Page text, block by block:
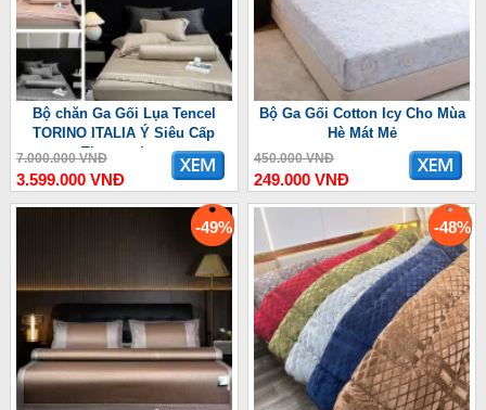
Bộ chăn Ga Gối Lụa Tencel
TORINO ITALIA Ý Siêu Cấp
Thượng Lưu
7.000.000 VNĐ
3.599.000 VNĐ
Bộ Ga Gối Cotton Icy Cho Mùa
Hè Mát Mẻ
450.000 VNĐ
249.000 VNĐ
-49% -48%